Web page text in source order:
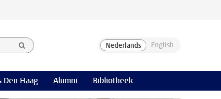
Den Haag Alumni Bibliotheek